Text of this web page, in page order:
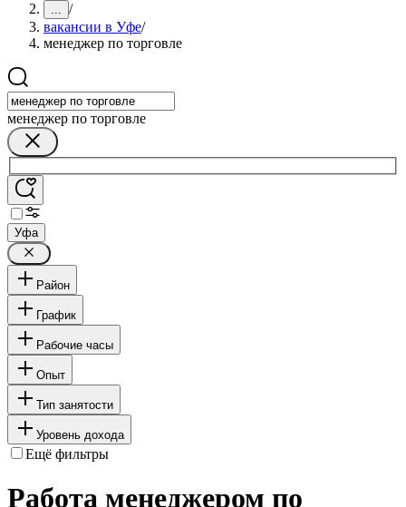
... /
вакансии в Уфе/
менеджер по торговле
менеджер по торговле
Уфа
Район
График
Рабочие часы
Опыт
Тип занятости
Уровень дохода
Ещё фильтры
Работа менеджером по